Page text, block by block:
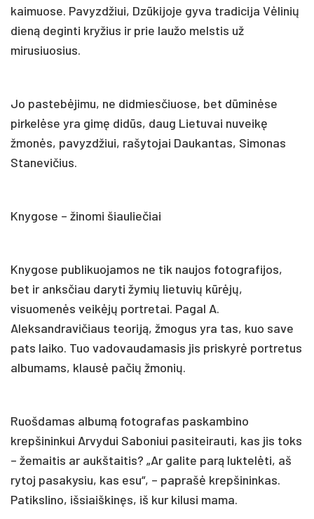
kaimuose. Pavyzdžiui, Dzūkijoje gyva tradicija Vėlinių
dieną deginti kryžius ir prie laužo melstis už
mirusiuosius.
Jo pastebėjimu, ne didmiesčiuose, bet dūminėse
pirkelėse yra gimę didūs, daug Lietuvai nuveikę
žmonės, pavyzdžiui, rašytojai Daukantas, Simonas
Stanevičius.
Knygose – žinomi šiauliečiai
Knygose publikuojamos ne tik naujos fotografijos,
bet ir anksčiau daryti žymių lietuvių kūrėjų,
visuomenės veikėjų portretai. Pagal A.
Aleksandravičiaus teoriją, žmogus yra tas, kuo save
pats laiko. Tuo vadovaudamasis jis priskyrė portretus
albumams, klausė pačių žmonių.
Ruošdamas albumą fotografas paskambino
krepšininkui Arvydui Saboniui pasiteirauti, kas jis toks
– žemaitis ar aukštaitis? „Ar galite parą luktelėti, aš
rytoj pasakysiu, kas esu“, – paprašė krepšininkas.
Patikslino, išsiaiškinęs, iš kur kilusi mama.